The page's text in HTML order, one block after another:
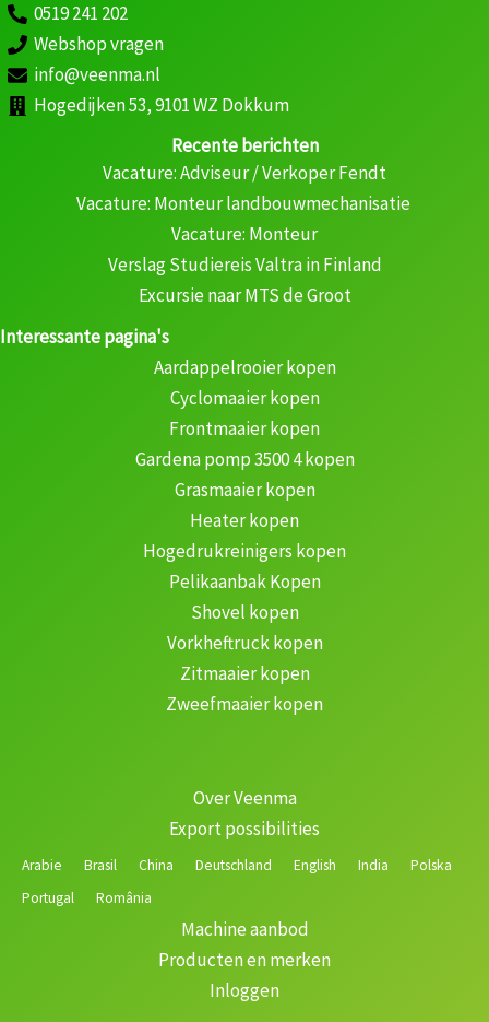
0519 241 202
Webshop vragen
info@veenma.nl
Hogedijken 53, 9101 WZ Dokkum
Recente berichten
Vacature: Adviseur / Verkoper Fendt
Vacature: Monteur landbouwmechanisatie
Vacature: Monteur
Verslag Studiereis Valtra in Finland
Excursie naar MTS de Groot
Interessante pagina's
Aardappelrooier kopen
Cyclomaaier kopen
Frontmaaier kopen
Gardena pomp 3500 4 kopen
Grasmaaier kopen
Heater kopen
Hogedrukreinigers kopen
Pelikaanbak Kopen
Shovel kopen
Vorkheftruck kopen
Zitmaaier kopen
Zweefmaaier kopen
Over Veenma
Export possibilities
Arabie Brasil China Deutschland English India
Polska
Portugal
România
Machine aanbod
Producten en merken
Inloggen